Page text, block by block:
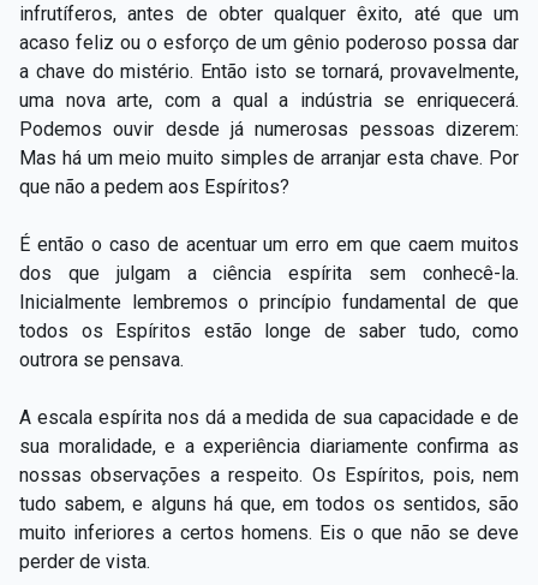
infrutíferos, antes de obter qualquer êxito, até que um
acaso feliz ou o esforço de um gênio poderoso possa dar
a chave do mistério. Então isto se tornará, provavelmente,
uma nova arte, com a qual a indústria se enriquecerá.
Podemos ouvir desde já numerosas pessoas dizerem:
Mas há um meio muito simples de arranjar esta chave. Por
que não a pedem aos Espíritos?
É então o caso de acentuar um erro em que caem muitos
dos que julgam a ciência espírita sem conhecê-la.
Inicialmente lembremos o princípio fundamental de que
todos os Espíritos estão longe de saber tudo, como
outrora se pensava.
A escala espírita nos dá a medida de sua capacidade e de
sua moralidade, e a experiência diariamente confirma as
nossas observações a respeito. Os Espíritos, pois, nem
tudo sabem, e alguns há que, em todos os sentidos, são
muito inferiores a certos homens. Eis o que não se deve
perder de vista.